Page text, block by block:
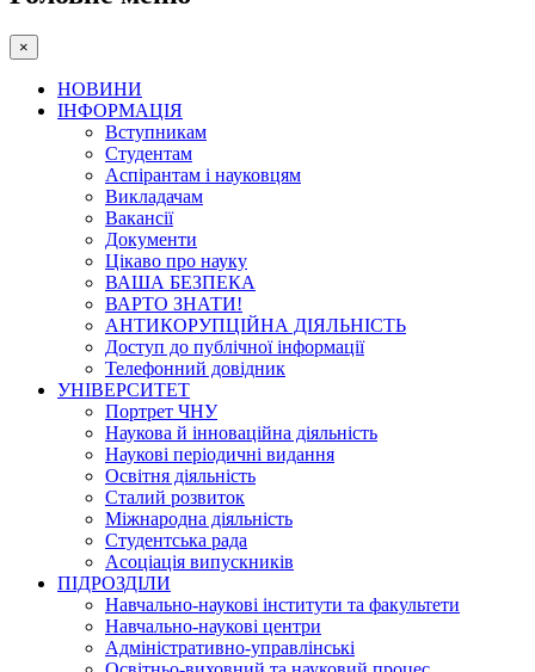
×
НОВИНИ
ІНФОРМАЦІЯ
Вступникам
Студентам
Аспірантам і науковцям
Викладачам
Вакансії
Документи
Цікаво про науку
ВАША БЕЗПЕКА
ВАРТО ЗНАТИ!
АНТИКОРУПЦІЙНА ДІЯЛЬНІСТЬ
Доступ до публічної інформації
Телефонний довідник
УНІВЕРСИТЕТ
Портрет ЧНУ
Наукова й інноваційна діяльність
Наукові періодичні видання
Освітня діяльність
Сталий розвиток
Міжнародна діяльність
Студентська рада
Асоціація випускників
ПІДРОЗДІЛИ
Навчально-наукові інститути та факультети
Навчально-наукові центри
Адміністративно-управлінські